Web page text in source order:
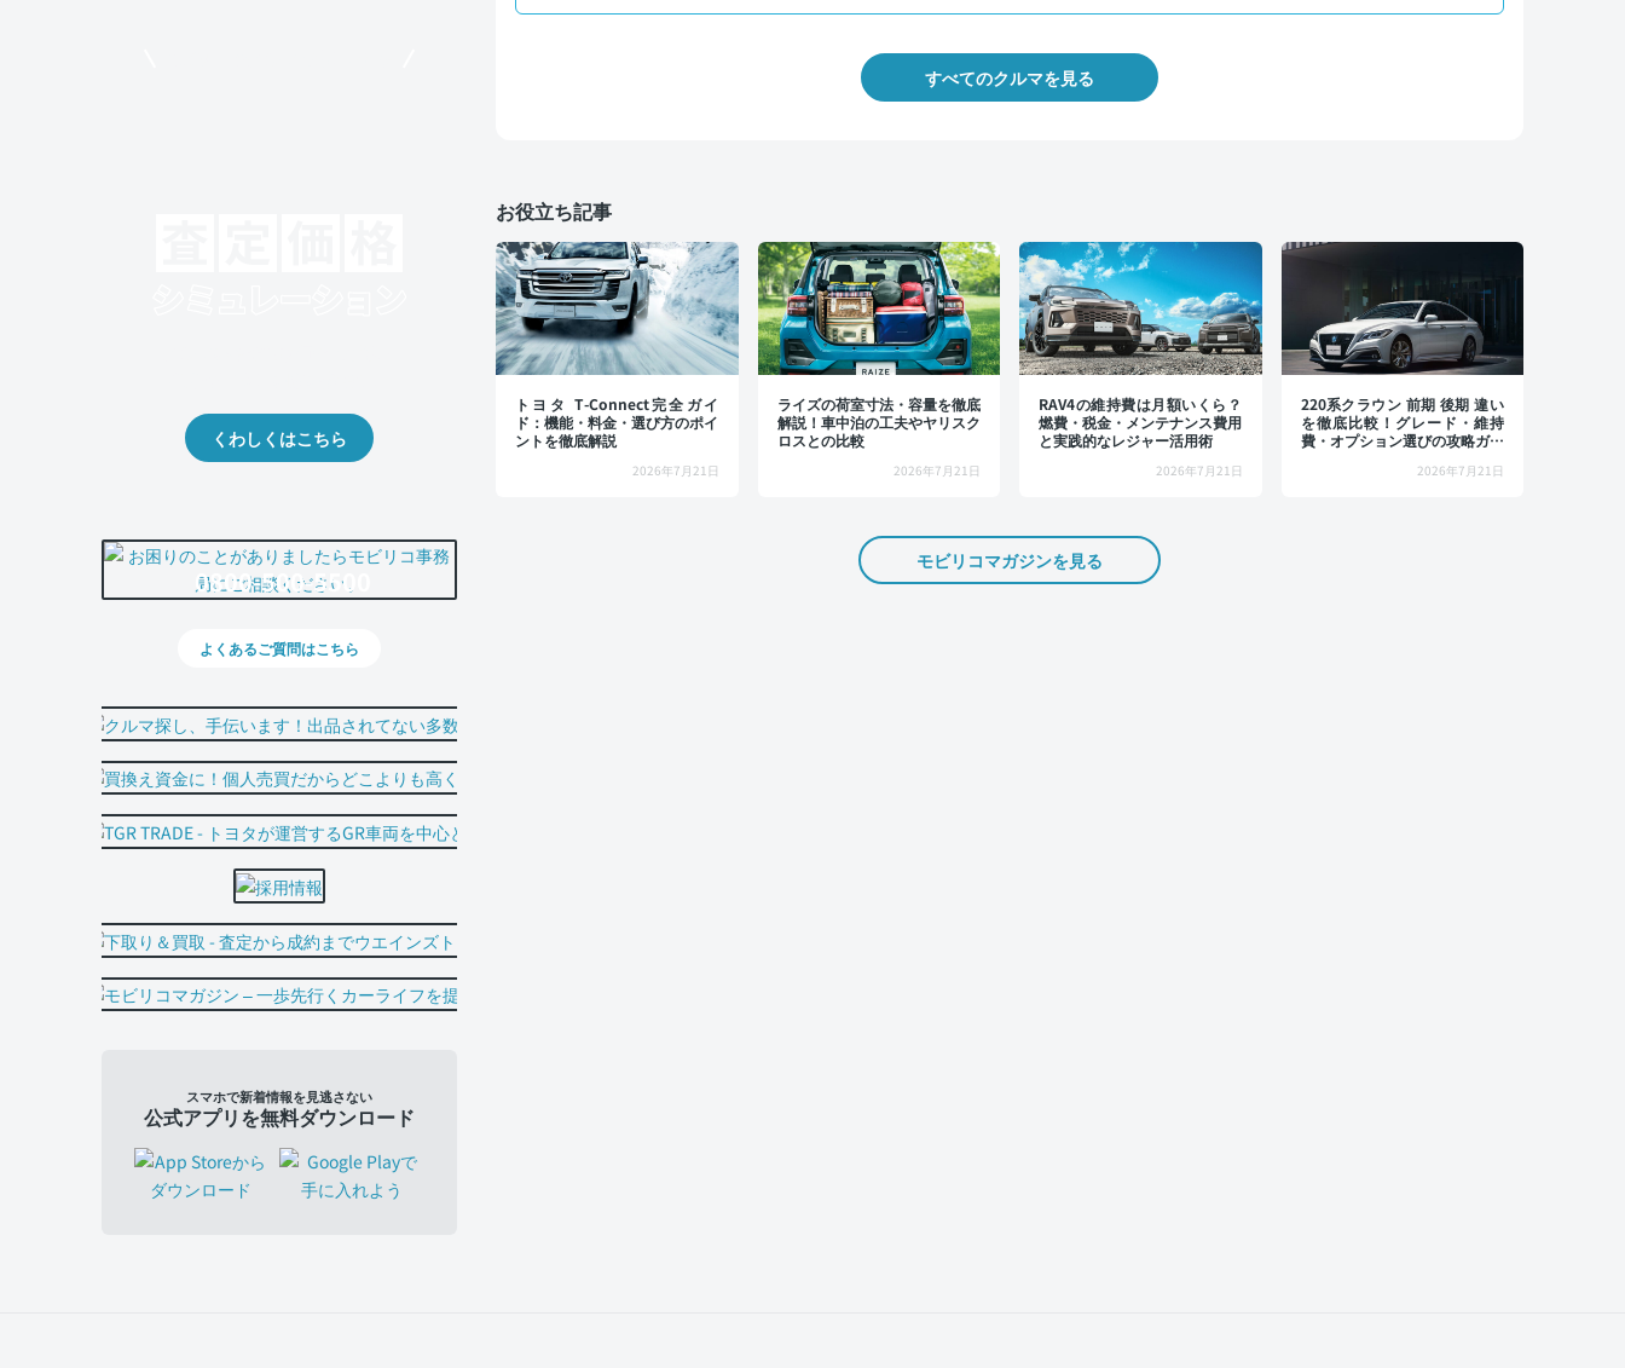
すべてのクルマを見る
お役立ち記事
トヨタ T-Connect完全ガイ
ド：機能・料金・選び方のポイ
ントを徹底解説
2026年7月21日
ライズの荷室寸法・容量を徹底
解説！車中泊の工夫やヤリスク
ロスとの比較
2026年7月21日
RAV4の維持費は月額いくら？
燃費・税金・メンテナンス費用
と実践的なレジャー活用術
2026年7月21日
220系クラウン 前期 後期 違い
を徹底比較！グレード・維持
費・オプション選びの攻略ガイ
2026年7月21日
モビリコマガジンを見る
くわしくはこちら
0800-500-5500
よくあるご質問はこちら
スマホで新着情報を見逃さない
公式アプリを無料ダウンロード